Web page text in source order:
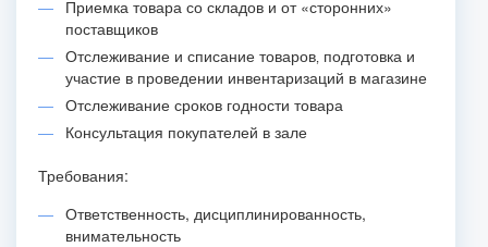
Приемка товара со складов и от «сторонних»
поставщиков
Отслеживание и списание товаров‚ подготовка и
участие в проведении инвентаризаций в магазине
Отслеживание сроков годности товара
Консультация покупателей в зале
Требования:
Ответственность, дисциплинированность,
внимательность